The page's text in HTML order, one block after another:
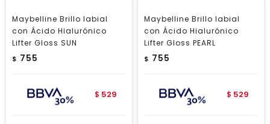
Maybelline Brillo labial
con Ácido Hialurónico
Lifter Gloss SUN
$ 755
$ 529
Maybelline Brillo labial
con Ácido Hialurónico
Lifter Gloss PEARL
$ 755
$ 529